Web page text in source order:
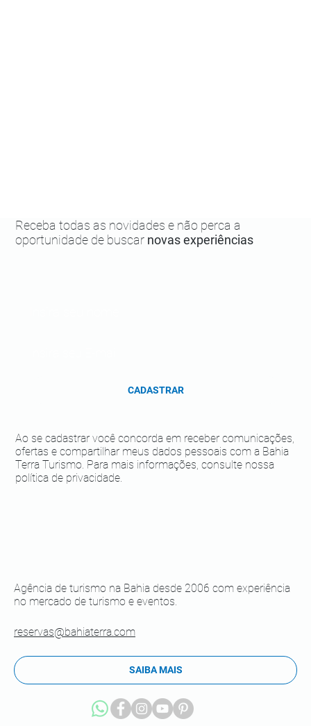
Agência de turismo na Bahia desde 2006 com experiência
no mercado de turismo e eventos.
SAIBA MAIS
reservas@bahiaterra.com
Receba todas as novidades e não perca a
oportunidade de buscar novas experiências
Ao se cadastrar você concorda em receber comunicações,
ofertas e compartilhar meus dados pessoais com a Bahia
Terra Turismo. Para mais informações, consulte nossa
política de privacidade.
CADASTRAR